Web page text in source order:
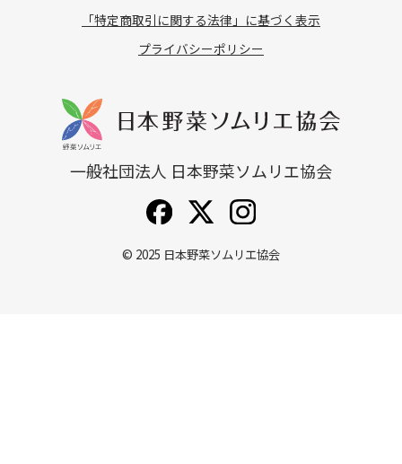
「特定商取引に関する法律」に基づく表示
プライバシーポリシー
一般社団法人 日本野菜ソムリエ協会
© 2025 日本野菜ソムリエ協会